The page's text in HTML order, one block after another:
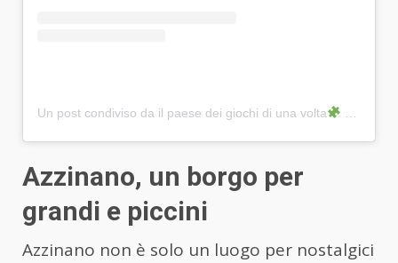
Un post condiviso da il paese dei giochi di una volta
Azzinano, un borgo per
grandi e piccini
Azzinano non è solo un luogo per nostalgici